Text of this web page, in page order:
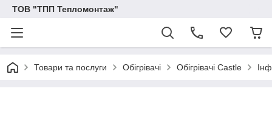
ТОВ "ТПП Тепломонтаж"
Товари та послуги Обігрівачі Обігрівачі Castle